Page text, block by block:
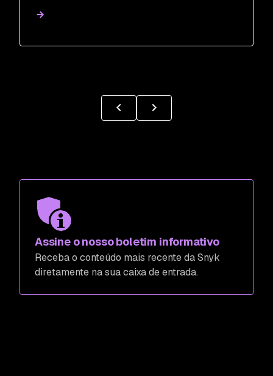
Assine o nosso boletim informativo
Receba o conteúdo mais recente da Snyk
diretamente na sua caixa de entrada.